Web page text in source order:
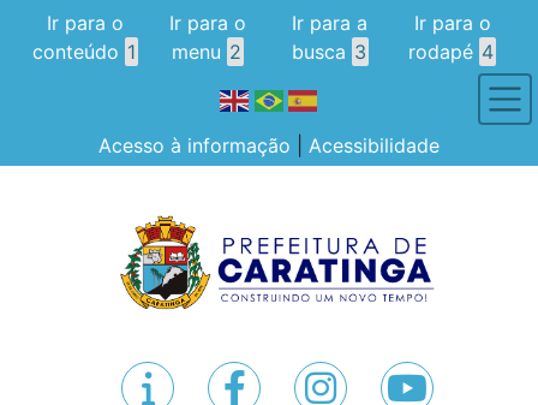
Ir para o
conteúdo 1
Ir para o
menu 2
Ir para a
busca 3
Ir para o
rodapé 4
Acesso à informação Acessibilidade